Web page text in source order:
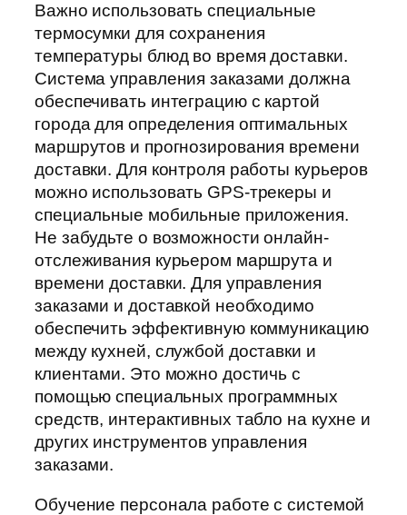
Важно использовать специальные
термосумки для сохранения
температуры блюд во время доставки.
Система управления заказами должна
обеспечивать интеграцию с картой
города для определения оптимальных
маршрутов и прогнозирования времени
доставки. Для контроля работы курьеров
можно использовать GPS-трекеры и
специальные мобильные приложения.
Не забудьте о возможности онлайн-
отслеживания курьером маршрута и
времени доставки. Для управления
заказами и доставкой необходимо
обеспечить эффективную коммуникацию
между кухней, службой доставки и
клиентами. Это можно достичь с
помощью специальных программных
средств, интерактивных табло на кухне и
других инструментов управления
заказами.
Обучение персонала работе с системой